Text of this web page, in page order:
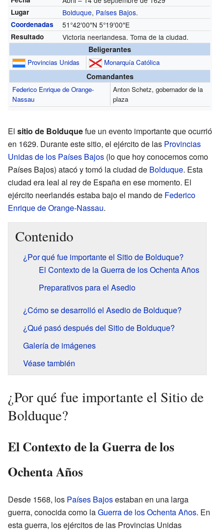
Lugar Bolduque, Países Bajos.
Coordenadas 51°42′00″N 5°19′00″E
Resultado
Victoria neerlandesa. Toma de la ciudad.
Beligerantes
Provincias Unidas Monarquía Católica
Comandantes
Federico Enrique de Orange-
Nassau
Anton Schetz, gobernador de la
plaza
El sitio de Bolduquefue un evento importante que ocurrió
en 1629. Durante este sitio, el ejército de las Provincias
Unidas de los Países Bajos (lo que hoy conocemos como
Países Bajos) atacó y tomó la ciudad de Bolduque. Esta
ciudad era leal al rey de España en ese momento. El
ejército neerlandés estaba bajo el mando de Federico
Enrique de Orange-Nassau.
Contenido
¿Por qué fue importante el Sitio de Bolduque?
El Contexto de la Guerra de los Ochenta Años
Preparativos para el Asedio
¿Cómo se desarrolló el Asedio de Bolduque?
¿Qué pasó después del Sitio de Bolduque?
Galería de imágenes
Véase también
¿Por qué fue importante el Sitio de
Bolduque?
El Contexto de la Guerra de los
Ochenta Años
Desde 1568, los Países Bajosestaban en una larga
guerra, conocida como laGuerra de los Ochenta Años. En
esta guerra, los ejércitos de las Provincias Unidas